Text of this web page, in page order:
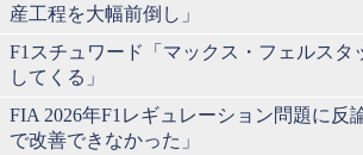
産工程を大幅前倒し」
F1スチュワード「マックス・フェルスタ
してくる」
FIA 2026年F1レギュレーション問題に反
で改善できなかった」